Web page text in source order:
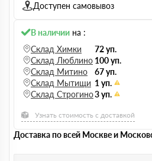
Доступен самовывоз
В наличии на :
Склад Химки
72 уп.
Склад Люблино 100 уп.
Склад Митино
67 уп.
Склад Мытищи 1 уп.
Склад Строгино3 уп.
Узнать стоимость с доставкой
Доставка по всей Москве и